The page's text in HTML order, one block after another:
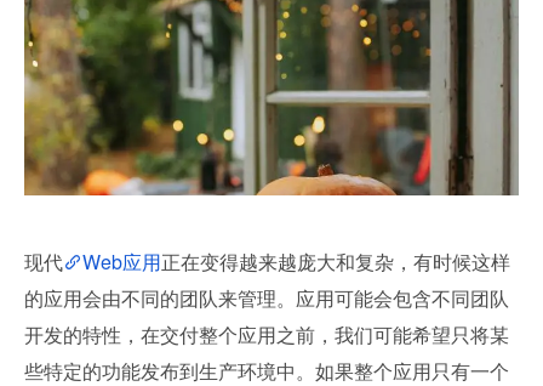
现代 Web应用正在变得越来越庞大和复杂，有时候这样
的应用会由不同的团队来管理。应用可能会包含不同团队
开发的特性，在交付整个应用之前，我们可能希望只将某
些特定的功能发布到生产环境中。如果整个应用只有一个